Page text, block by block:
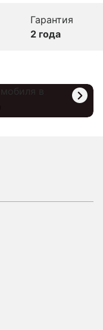
Гарантия
2 года